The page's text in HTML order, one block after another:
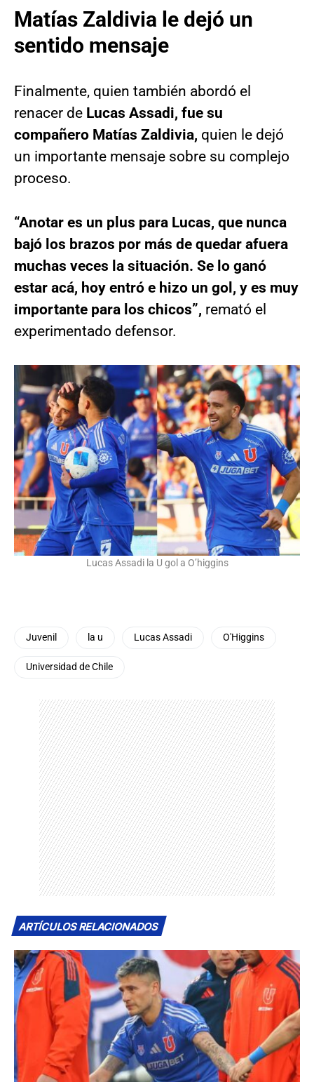
Matías Zaldivia le dejó un
sentido mensaje
Finalmente, quien también abordó el
renacer de Lucas Assadi, fue su
compañero Matías Zaldivia, quien le dejó
un importante mensaje sobre su complejo
proceso.
“Anotar es un plus para Lucas, que nunca
bajó los brazos por más de quedar afuera
muchas veces la situación. Se lo ganó
estar acá, hoy entró e hizo un gol, y es muy
importante para los chicos”, remató el
experimentado defensor.
Lucas Assadi la U gol a O’higgins
Juvenil la u Lucas Assadi O'Higgins
Universidad de Chile
ARTÍCULOS RELACIONADOS